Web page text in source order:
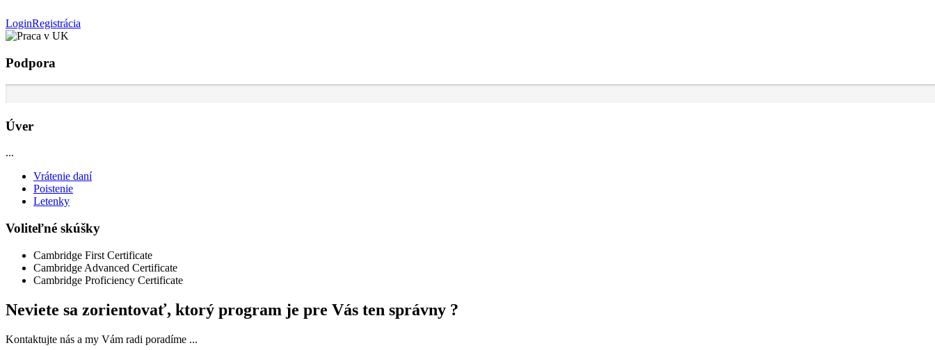
LoginRegistrácia
Podpora
Úver
...
Vrátenie daní
Poistenie
Letenky
Voliteľné skúšky
Cambridge First Certificate
Cambridge Advanced Certificate
Cambridge Proficiency Certificate
Neviete sa zorientovať, ktorý program je pre Vás ten správny ?
Kontaktujte nás a my Vám radi poradíme ...